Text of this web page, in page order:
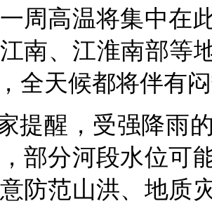
周高温将集中在
南、江淮南部等
全天候都将伴有
提醒，受强降雨
部分河段水位可
防范山洪、地质